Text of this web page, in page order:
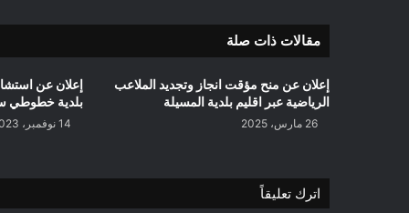
مقالات ذات صلة
إعلان عن منح مؤقت انجاز وتجديد الملاعب
الرياضية عبر اقليم بلدية المسيلة
26 مارس، 2025
بلدية خطوطي
14 نوفمبر، 2023
اترك تعليقاً